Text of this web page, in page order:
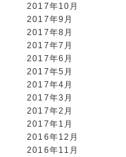
2017年10月
2017年9月
2017年8月
2017年7月
2017年6月
2017年5月
2017年4月
2017年3月
2017年2月
2017年1月
2016年12月
2016年11月